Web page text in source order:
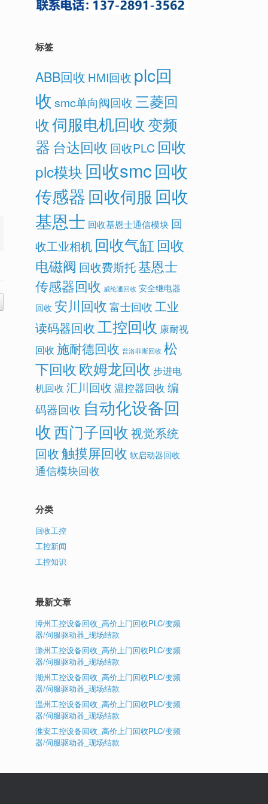
标签
ABB回收 HMI回收 plc回
收 smc单向阀回收三菱回
收伺服电机回收变频
器 台达回收 回收PLC 回收
plc模块 回收smc回收
传感器回收伺服 回收
基恩士 回收基恩士通信模块 回
收工业相机 回收气缸 回收
电磁阀 回收费斯托基恩士
传感器回收 威纶通回收 安全继电器
回收 安川回收 富士回收 工业
读码器回收工控回收 康耐视
回收 施耐德回收 普洛菲斯回收 松
下回收欧姆龙回收 步进电
机回收 汇川回收 温控器回收 编
码器回收 自动化设备回
收西门子回收视觉系统
回收触摸屏回收 软启动器回收
通信模块回收
分类
回收工控
工控新闻
工控知识
最新文章
漳州工控设备回收_高价上门回收PLC/变频
器/伺服驱动器_现场结款
滁州工控设备回收_高价上门回收PLC/变频
器/伺服驱动器_现场结款
湖州工控设备回收_高价上门回收PLC/变频
器/伺服驱动器_现场结款
温州工控设备回收_高价上门回收PLC/变频
器/伺服驱动器_现场结款
淮安工控设备回收_高价上门回收PLC/变频
器/伺服驱动器_现场结款